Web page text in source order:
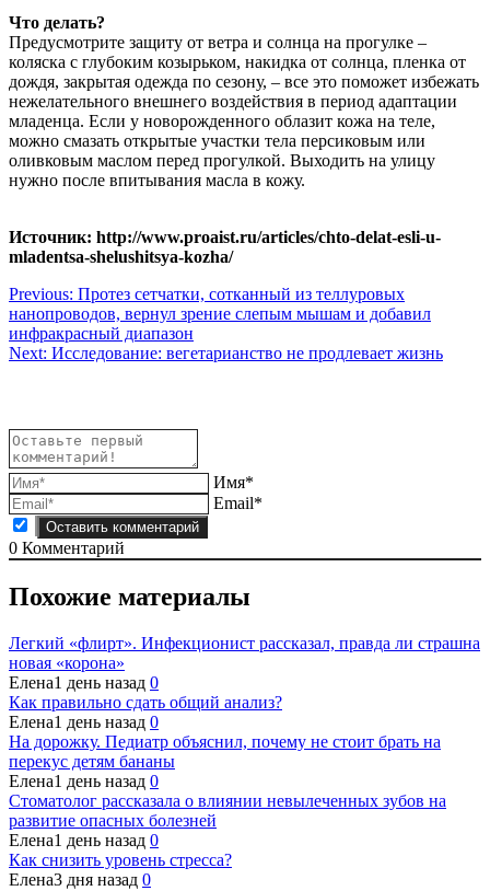
Что делать?
Предусмотрите защиту от ветра и солнца на прогулке –
коляска с глубоким козырьком, накидка от солнца, пленка от
дождя, закрытая одежда по сезону, – все это поможет избежать
нежелательного внешнего воздействия в период адаптации
младенца. Если у новорожденного облазит кожа на теле,
можно смазать открытые участки тела персиковым или
оливковым маслом перед прогулкой. Выходить на улицу
нужно после впитывания масла в кожу.
Источник: http://www.proaist.ru/articles/chto-delat-esli-u-
mladentsa-shelushitsya-kozha/
Навигация
по
записям
Previous: Протез сетчатки, сотканный из теллуровых
нанопроводов, вернул зрение слепым мышам и добавил
инфракрасный диапазон
Next: Исследование: вегетарианство не продлевает жизнь
Имя*
Email*
0 Комментарий
Похожие материалы
Легкий «флирт». Инфекционист рассказал, правда ли страшна
новая «корона»
Елена1 день назад 0
Как правильно сдать общий анализ?
Елена1 день назад 0
На дорожку. Педиатр объяснил, почему не стоит брать на
перекус детям бананы
Елена1 день назад 0
Стоматолог рассказала о влиянии невылеченных зубов на
развитие опасных болезней
Елена1 день назад 0
Как снизить уровень стресса?
Елена3 дня назад 0